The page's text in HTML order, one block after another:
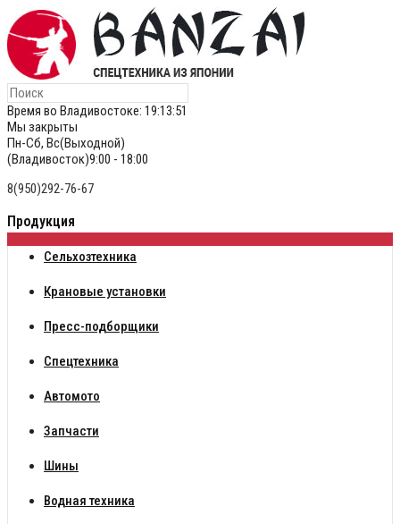
Время во Владивостоке: 19:13:52
Мы закрыты
Пн-Сб, Вс(Выходной)
(Владивосток)9:00 - 18:00
8(950)292-76-67
Продукция
Сельхозтехника
Крановые установки
Пресс-подборщики
Спецтехника
Автомото
Запчасти
Шины
Водная техника